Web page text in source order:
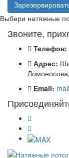
Выбери натяжные
Звоните,
Телефон:
Адрес:
Email: